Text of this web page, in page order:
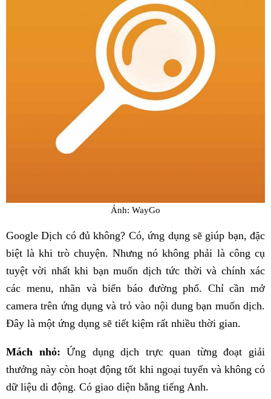
Ảnh: WayGo
Google Dịch có đủ không? Có, ứng dụng sẽ giúp bạn, đặc
biệt là khi trò chuyện. Nhưng nó không phải là công cụ
tuyệt vời nhất khi bạn muốn dịch tức thời và chính xác
các menu, nhãn và biển báo đường phố. Chỉ cần mở
camera trên ứng dụng và trỏ vào nội dung bạn muốn dịch.
Đây là một ứng dụng sẽ tiết kiệm rất nhiều thời gian.
Mách nhỏ: Ứng dụng dịch trực quan từng đoạt giải
thưởng này còn hoạt động tốt khi ngoại tuyến và không có
dữ liệu di động. Có giao diện bằng tiếng Anh.